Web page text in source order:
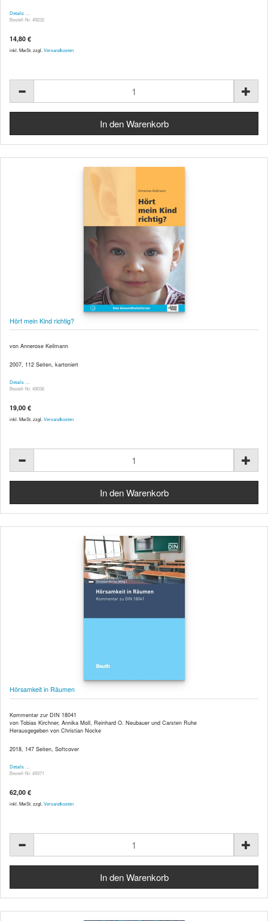
Details …
Bestell-Nr. 49232
14,80 €
inkl. MwSt. zzgl. Versandkosten
Hört mein Kind richtig?
von Annerose Keilmann
2007, 112 Seiten, kartoniert
Details …
Bestell-Nr. 49036
19,00 €
inkl. MwSt. zzgl. Versandkosten
Hörsamkeit in Räumen
Kommentar zur DIN 18041
von Tobias Kirchner, Annika Moll, Reinhard O. Neubauer und Carsten Ruhe
Herausgegeben von Christian Nocke
2018, 147 Seiten, Softcover
Details …
Bestell-Nr. 49371
62,00 €
inkl. MwSt. zzgl. Versandkosten